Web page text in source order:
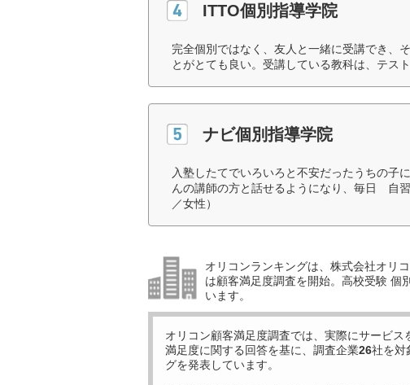
ITTO個別指導学院
完全個別ではなく、友人と一緒に受講でき、
とがとても良い。受講している教科は、テス
ナビ個別指導学院
入塾したてでいろいろと不安だったうちの子
んの講師の方と話せるようになり、毎日 自
／女性）
オリコンランキングは、株式会社オリ
は顧客満足度調査を開始。高校受験 個
います。
オリコン顧客満足度調査では、実際にサービス
満足度に関する回答を基に、調査企業26社を対
グを発表しています。